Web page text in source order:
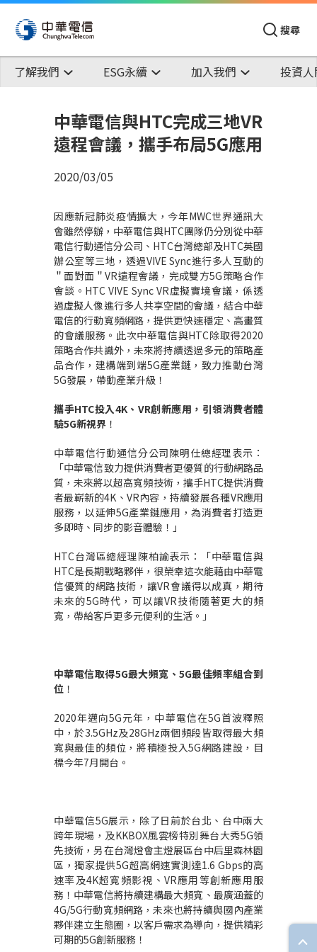
搜尋
了解我們 ESG永續 加入我們 投資
中華電信與HTC完成三地VR
遠程會議，攜手布局5G應用
2020/03/05
因應新冠肺炎疫情擴大，今年MWC世界通訊大
會雖然停辦，中華電信與HTC團隊仍分別從中華
電信行動通信分公司、 HTC台灣總部及HTC英國
辦公室等三地，透過VIVE Sync進行多人互動的
＂面對面＂VR遠程會議，完成雙方5G策略合作
會談。 HTC VIVE Sync VR虛擬實境會議，係透
過虛擬人像進行多人共享空間的會議，結合中華
電信的行動寬頻網路，提供更快速穩定、高畫質
的會議服務。此次中華電信與HTC除取得2020
策略合作共識外，未來將持續透過多元的策略產
品合作，建構端到端5G產業鏈，致力推動台灣
5G發展，帶動產業升級！
攜手HTC投入4K、 VR創新應用，引領消費者體
驗5G新視界 ！
中華電信行動通信分公司陳明仕總經理表示：
「中華電信致力提供消費者更優質的行動網路品
質，未來將以超高寬頻技術，攜手HTC提供消費
者最嶄新的4K 、 VR內容，持續發展各種VR應用
服務，以延伸5G產業鏈應用，為消費者打造更
多即時、同步的影音體驗！」
HTC台灣區總經理陳柏諭表示：「中華電信與
HTC是長期戰略夥伴，很榮幸這次能藉由中華電
信優質的網路技術，讓VR會議得以成真，期待
未來的5G時代，可以讓VR技術隨著更大的頻
寬，帶給客戶更多元便利的生活。」
中華電信取得5G最大頻寬、5G最佳頻率組合到
位 ！
2020年邁向5G元年，中華電信在5G首波釋照
中，於3.5GHz及28GHz兩個頻段皆取得最大頻
寬與最佳的頻位，將積極投入5G網路建設，目
標今年7月開台。
中華電信5G展示，除了日前於台北、台中兩大
跨年現場，及KKBOX風雲榜特別舞台大秀5G領
先技術，另在台灣燈會主燈展區台中后里森林園
區，獨家提供5G超高網速實測達1.6 Gbps的高
速率及4K超寬頻影視、 VR應用等創新應用服
務！中華電信將持續建構最大頻寬、最廣涵蓋的
4G/5G行動寬頻網路，未來也將持續與國內產業
夥伴建立生態圈，以客戶需求為導向，提供精彩
可期的5G創新服務！